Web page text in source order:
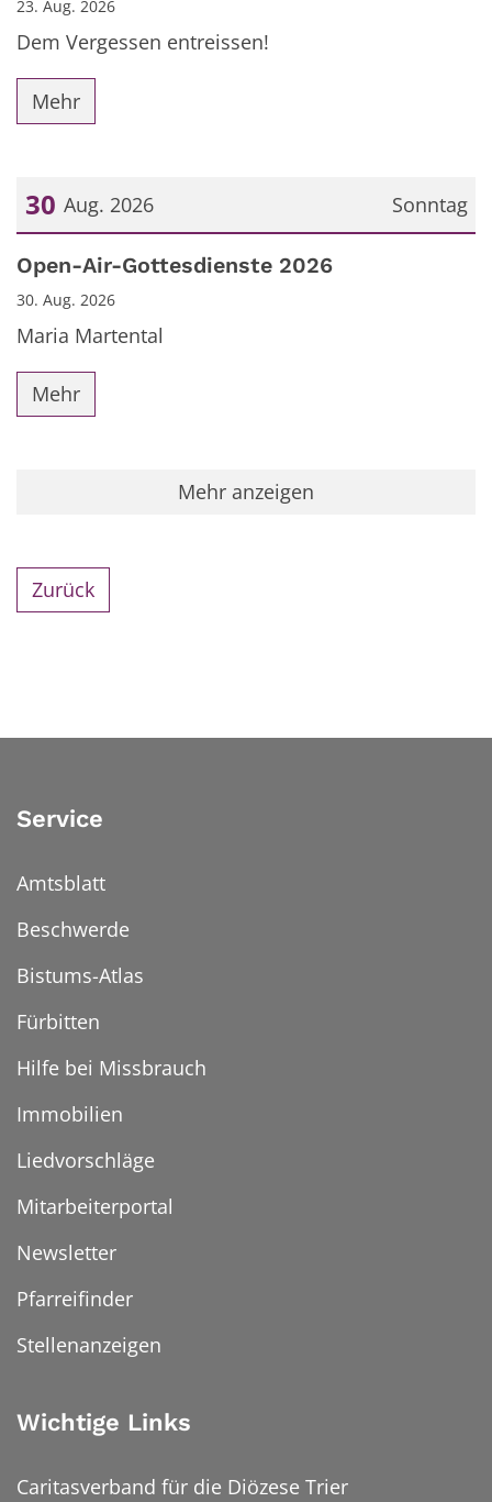
23. Aug. 2026
Dem Vergessen entreissen!
Mehr
Sonntag
30 Aug. 2026
Datum: 30. August 2026
Open-Air-Gottesdienste 2026
30. Aug. 2026
Maria Martental
Mehr
Mehr anzeigen
Zurück
Service
Amtsblatt
Beschwerde
Bistums-Atlas
Fürbitten
Hilfe bei Missbrauch
Immobilien
Liedvorschläge
Mitarbeiterportal
Newsletter
Pfarreifinder
Stellenanzeigen
Wichtige Links
Caritasverband für die Diözese Trier